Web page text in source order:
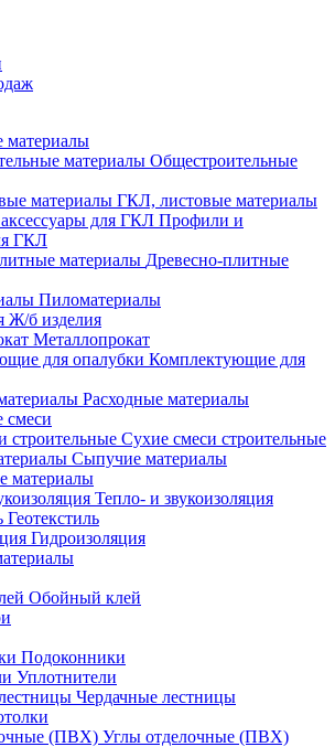
материалы
Общестроительные
ГКЛ, листовые материалы
Профили и
ГКЛ
Древесно-плитные
Пиломатериалы
Ж/б изделия
Металлопрокат
Комплектующие для
Расходные материалы
смеси
Сухие смеси строительные
Сыпучие материалы
материалы
Тепло- и звукоизоляция
Геотекстиль
Гидроизоляция
Обойный клей
Подоконники
Уплотнители
Чердачные лестницы
Углы отделочные (ПВХ)